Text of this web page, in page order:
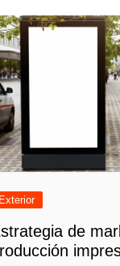
Exterior
de